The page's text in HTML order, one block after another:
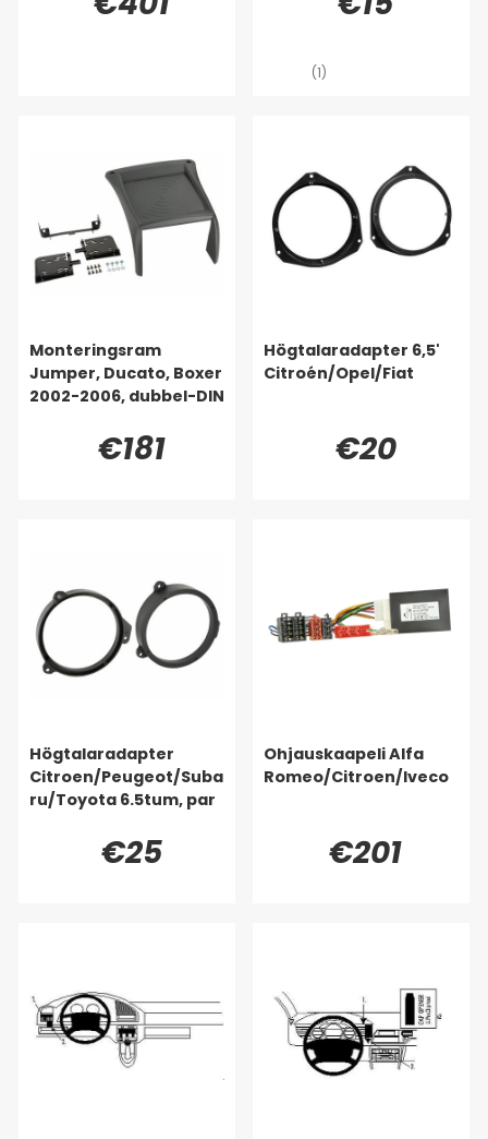
(1)
Monteringsram
Jumper, Ducato, Boxer
2002-2006, dubbel-DIN
€181
Högtalaradapter 6,5'
Citroén/Opel/Fiat
€20
Högtalaradapter
Citroen/Peugeot/Suba
ru/Toyota 6.5tum, par
€25
Ohjauskaapeli Alfa
Romeo/Citroen/Iveco
€201